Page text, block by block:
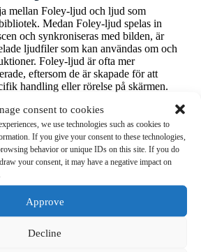
consent to cookies
we use technologies such as cookies to
If you give your consent to these technologies,
behavior or unique IDs on this site. If you do
your consent, it may have a negative impact on
Approve
Decline
mellan Foley-ljud och ljud som
Medan Foley-ljud spelas in
och synkroniseras med bilden, är
ljudfiler som kan användas om och
Foley-ljud är ofta mer
eftersom de är skapade för att
handling eller rörelse på skärmen.
en mer personlig och autentisk
för den aktuella produktionen.
av fotsteg från ett bibliotek låta
medan Foley-fotsteg kan matchas
skor och underlag i scenen.
berättande
användas som ett kreativt verktyg för att
Till exempel kan ljuden överdrivas eller
en särskild känsla eller atmosfär. I